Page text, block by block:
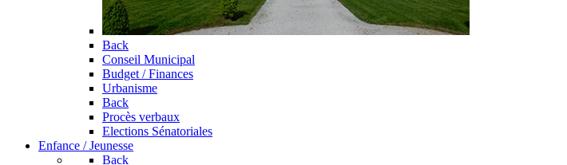
Back
Conseil Municipal
Budget / Finances
Urbanisme
Back
Procès verbaux
Elections Sénatoriales
Enfance / Jeunesse
Back